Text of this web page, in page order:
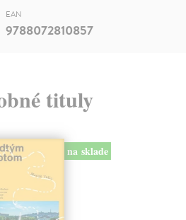
EAN
9788072810857
tituly